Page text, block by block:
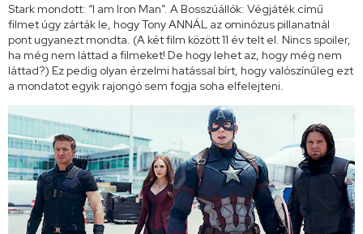
Stark mondott: “I am Iron Man”. A Bosszúállók: Végjáték című
filmet úgy zárták le, hogy Tony ANNÁL az ominózus pillanatnál
pont ugyanezt mondta. (A két film között 11 év telt el. Nincs spoiler,
ha még nem láttad a filmeket! De hogy lehet az, hogy még nem
láttad?) Ez pedig olyan érzelmi hatással bírt, hogy valószínűleg ezt
a mondatot egyik rajongó sem fogja soha elfelejteni.